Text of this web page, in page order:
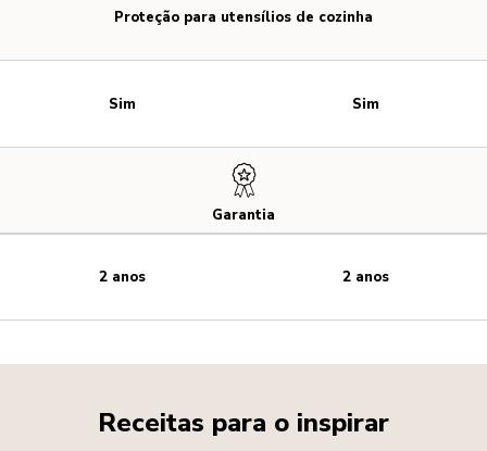
Proteção para utensílios de cozinha
Garantia
Sim
2 anos
Sim
2 anos
Receitas para o inspirar